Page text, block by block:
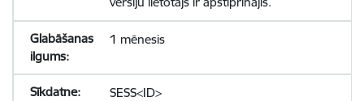
1 mēnesis
SESS<ID>